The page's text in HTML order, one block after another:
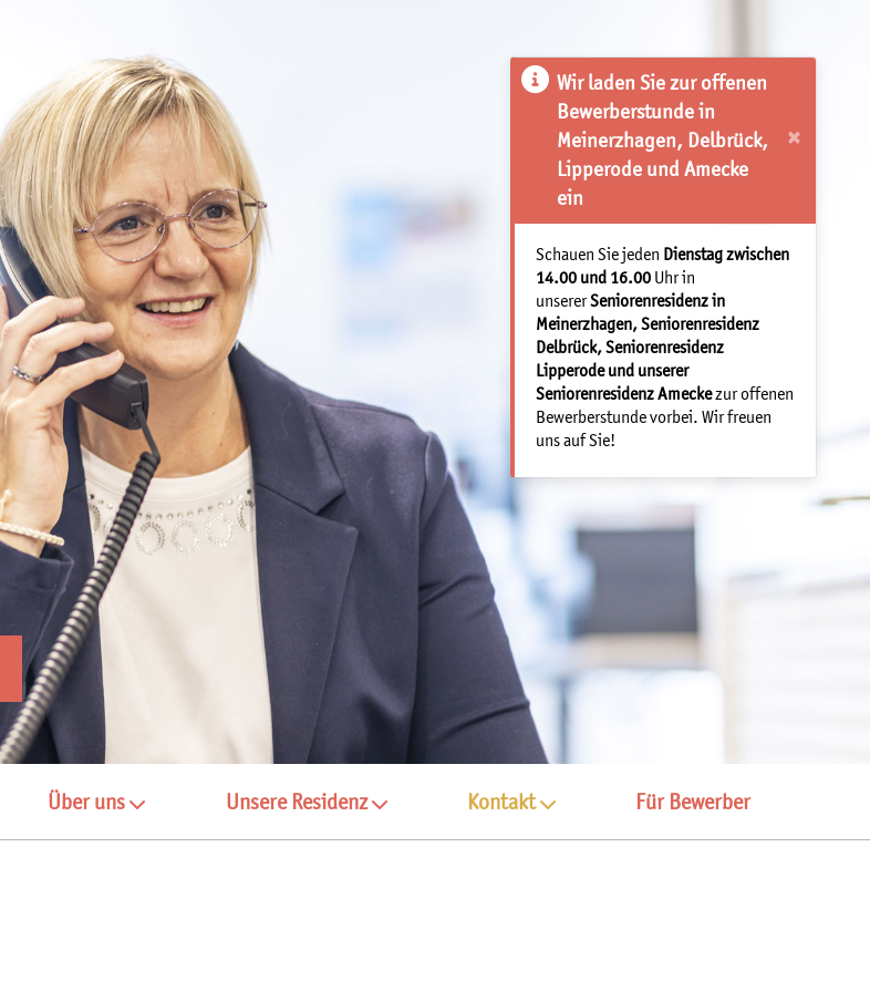
Wir laden Sie zur offenen
Bewerberstunde in
Meinerzhagen, Delbrück,
Lipperode und Amecke
ein
×
Schauen Sie jeden Dienstag zwischen
14.00 und 16.00 Uhr in
unsererSeniorenresidenz in
Meinerzhagen, Seniorenresidenz
Delbrück, Seniorenresidenz
Lipperode und unserer
Seniorenresidenz Ameckezur offenen
Bewerberstunde vorbei. Wir freuen
uns auf Sie!
Über uns Unsere Residenz Kontakt Für Bewerber